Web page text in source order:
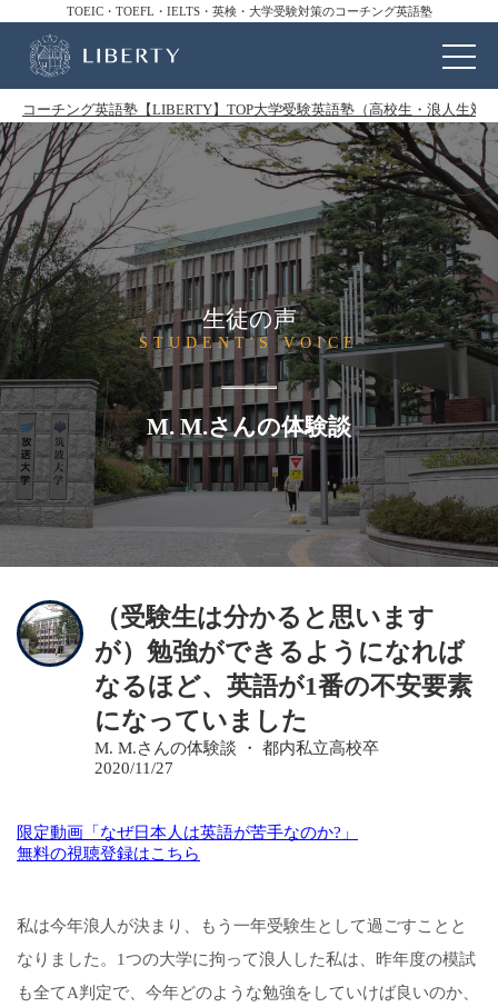
TOEIC・TOEFL・IELTS・英検・大学受験対策のコーチング英語塾
コーチング英語塾【LIBERTY】TOP大学受験英語塾（高校生・浪人生対
生徒の声
STUDENT'S VOICE
M. M.さんの体験談
（受験生は分かると思います
が）勉強ができるようになれば
なるほど、英語が1番の不安要素
になっていました
M. M.さんの体験談 ・ 都内私立高校卒
2020/11/27
限定動画「なぜ日本人は英語が苦手なのか?」
無料の視聴登録はこちら
私は今年浪人が決まり、もう一年受験生として過ごすことと
なりました。1つの大学に拘って浪人した私は、昨年度の模試
も全てA判定で、今年どのような勉強をしていけば良いのか、